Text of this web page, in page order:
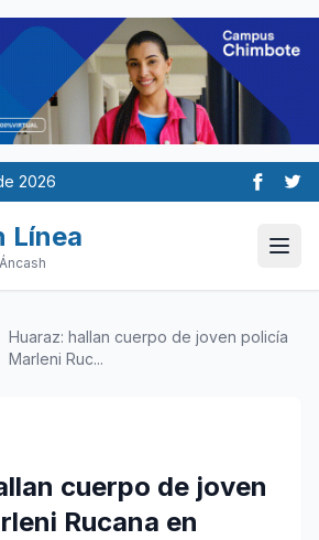
2026
Línea
Huaraz: hallan cuerpo de joven policía
Marleni Ruc...
cuerpo de joven
Rucana en